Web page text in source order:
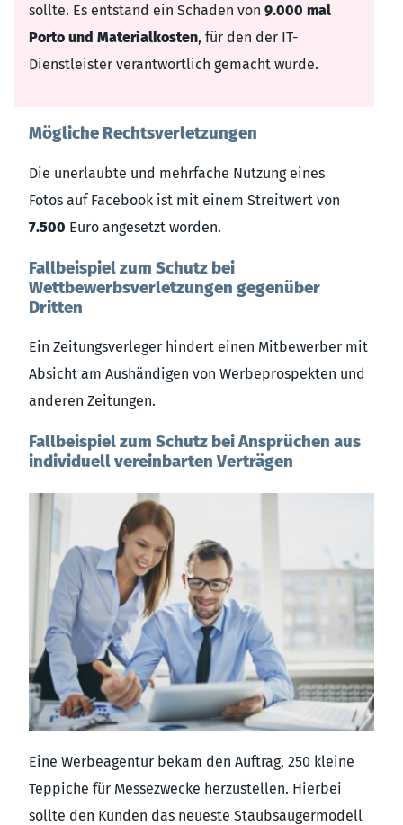
sollte. Es entstand ein Schaden von 9.000 mal
Porto und Materialkosten, für den der IT-
Dienstleister verantwortlich gemacht wurde.
Mögliche Rechtsverletzungen
Die unerlaubte und mehrfache Nutzung eines
Fotos auf Facebook ist mit einem Streitwert von
7.500 Euro angesetzt worden.
Fallbeispiel zum Schutz bei
Wettbewerbsverletzungen gegenüber
Dritten
Ein Zeitungsverleger hindert einen Mitbewerber mit
Absicht am Aushändigen von Werbeprospekten und
anderen Zeitungen.
Fallbeispiel zum Schutz bei Ansprüchen aus
individuell vereinbarten Verträgen
Eine Werbeagentur bekam den Auftrag, 250 kleine
Teppiche für Messezwecke herzustellen. Hierbei
sollte den Kunden das neueste Staubsaugermodell